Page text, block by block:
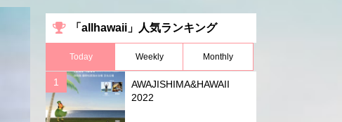
イ
ー
「allhawaii」人気ランキング
Today Weekly Monthly
AWAJISHIMA&HAWAII
2022